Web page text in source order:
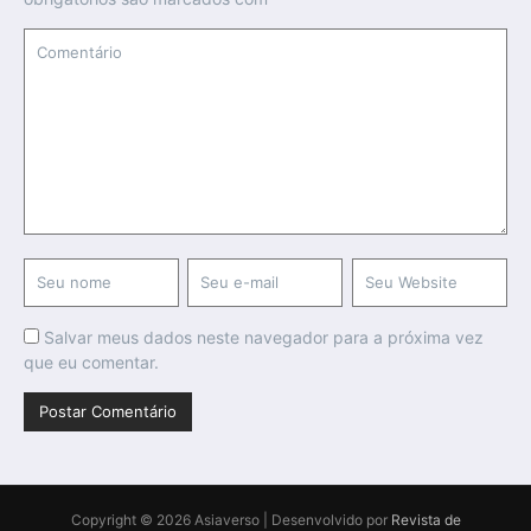
Salvar meus dados neste navegador para a próxima vez
que eu comentar.
Copyright © 2026 Asiaverso | Desenvolvido por Revista de